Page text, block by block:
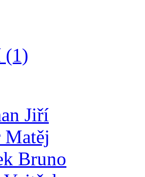
(1)
Jiří
Matěj
Bruno